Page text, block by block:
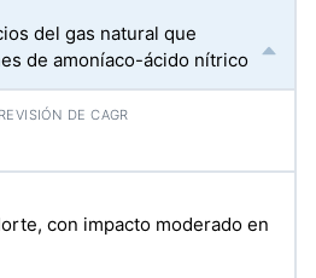
del gas natural que
de amoníaco-ácido nítrico
con impacto moderado en